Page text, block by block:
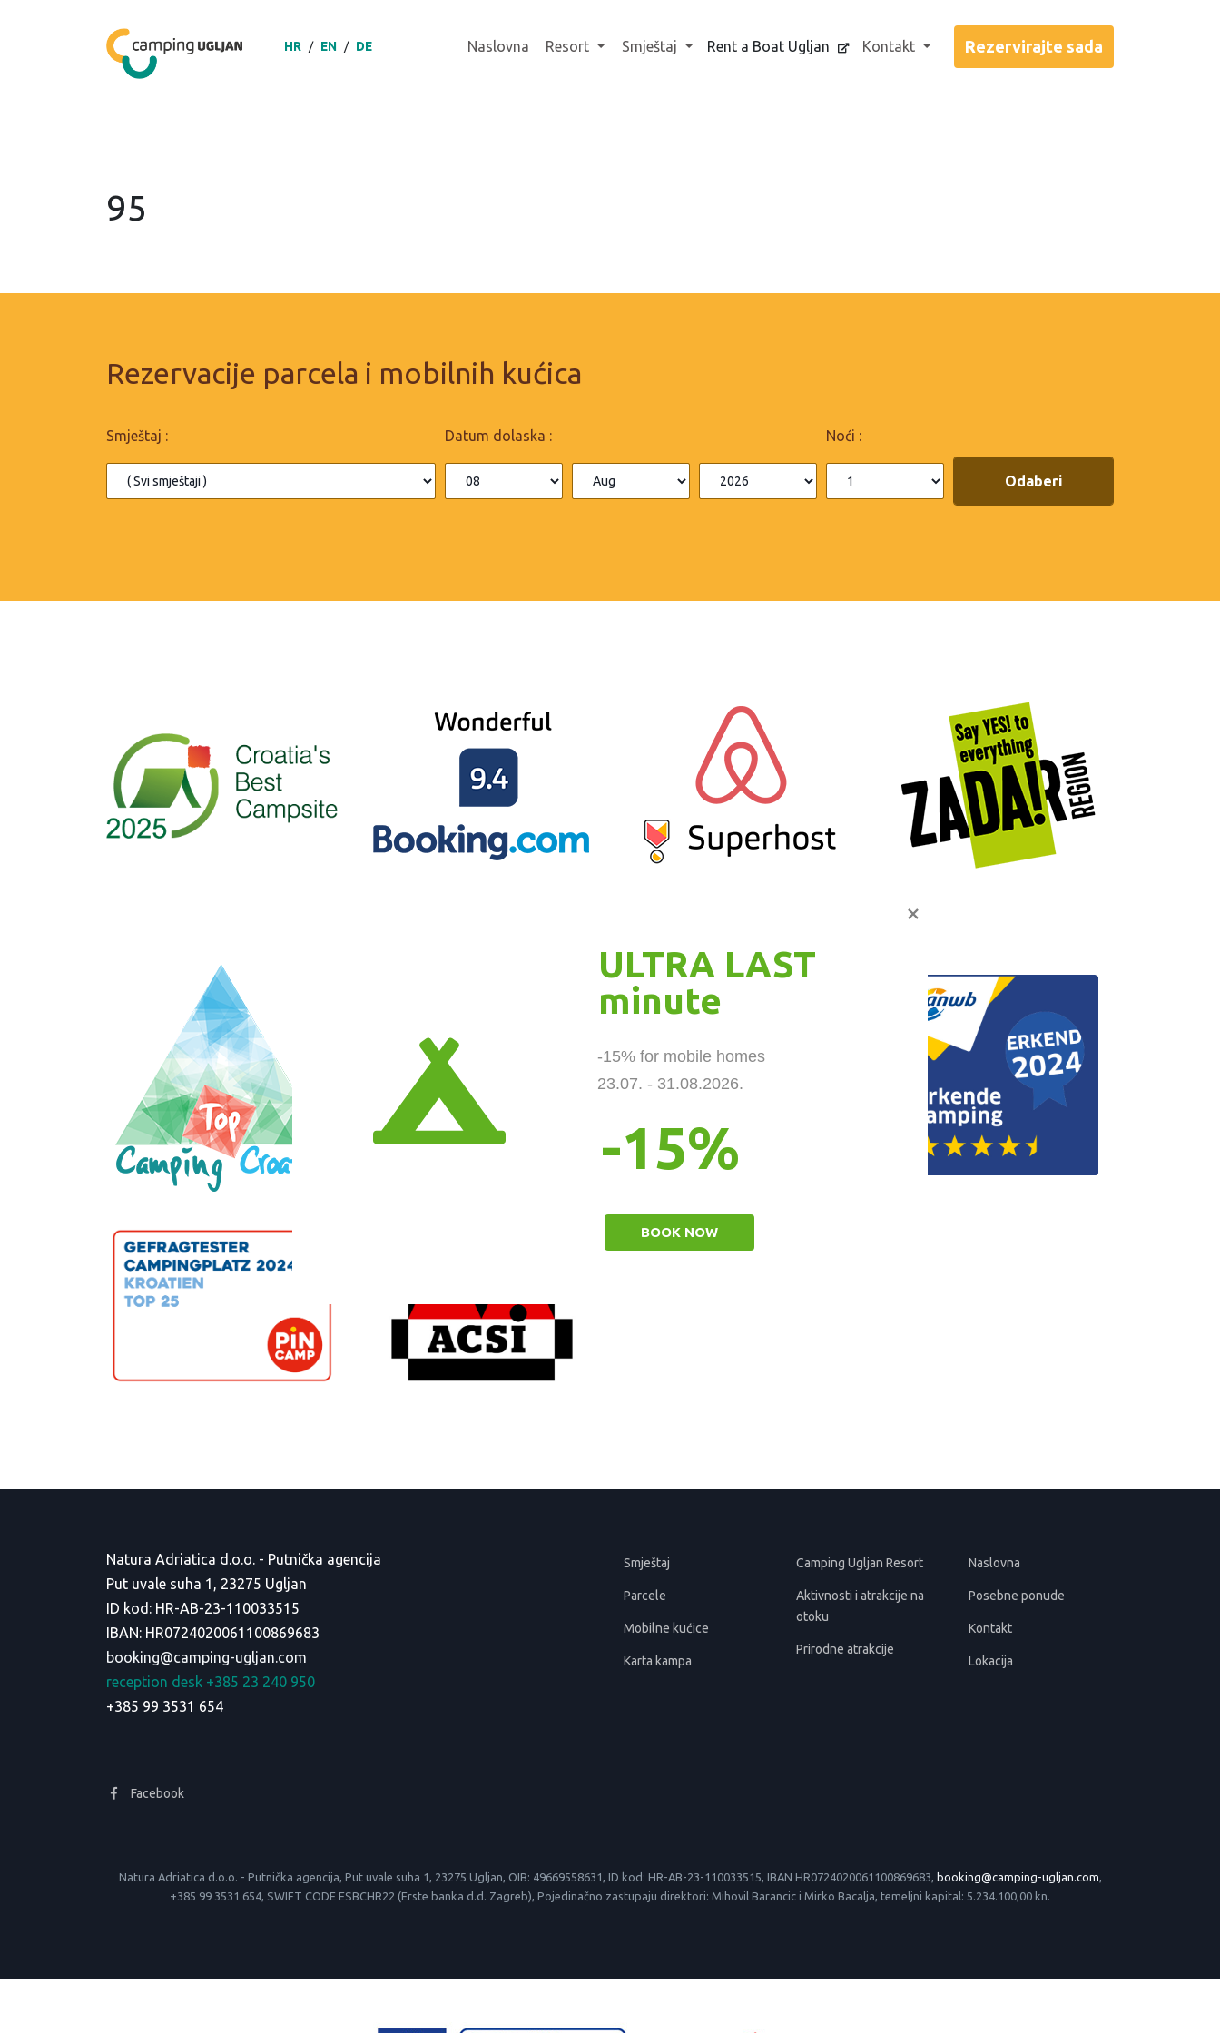
HR / EN / DE Naslovna Resort Smještaj Rent a Boat Ugljan Kontakt
95
Rezervacije parcela i mobilnih kućica
Smještaj : Datum dolaska : Noći :
Natura Adriatica d.o.o. - Putnička agencija
Put uvale suha 1, 23275 Ugljan
ID kod: HR-AB-23-110033515
IBAN: HR0724020061100869683
booking@camping-ugljan.com
reception desk +385 23 240 950
+385 99 3531 654
Facebook
Smještaj
Parcele
Mobilne kućice
Karta kampa
Camping Ugljan Resort
Aktivnosti i atrakcije na
otoku
Prirodne atrakcije
Naslovna
Posebne ponude
Kontakt
Lokacija
Natura Adriatica d.o.o. - Putnička agencija, Put uvale suha 1, 23275 Ugljan, OIB: 49669558631, ID kod: HR-AB-23-110033515, IBAN HR0724020061100869683, booking@camping-ugljan.com,
+385 99 3531 654, SWIFT CODE ESBCHR22 (Erste banka d.d. Zagreb), Pojedinačno zastupaju direktori: Mihovil Barancic i Mirko Bacalja, temeljni kapital: 5.234.100,00 kn.
ULTRA LAST
minute
-15% for mobile homes
23.07. - 31.08.2026.
-15%
BOOK NOW